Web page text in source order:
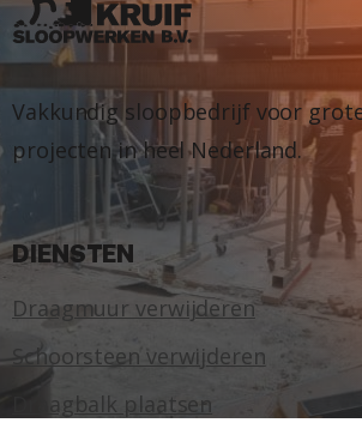
Vakkundig sloopbedrijf voor
projecten in heel Nederland.
DIENSTEN
Draagmuur verwijderen
Schoorsteen verwijderen
Draagbalk plaatsen